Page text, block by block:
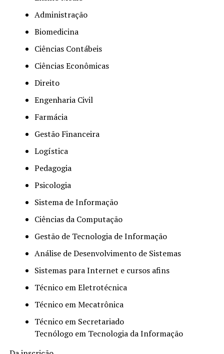
Administração
Biomedicina
Ciências Contábeis
Ciências Econômicas
Direito
Engenharia Civil
Farmácia
Gestão Financeira
Logística
Pedagogia
Psicologia
Sistema de Informação
Ciências da Computação
Gestão de Tecnologia de Informação
Análise de Desenvolvimento de Sistemas
Sistemas para Internet e cursos afins
Técnico em Eletrotécnica
Técnico em Mecatrônica
Técnico em Secretariado
Tecnólogo em Tecnologia da Informação